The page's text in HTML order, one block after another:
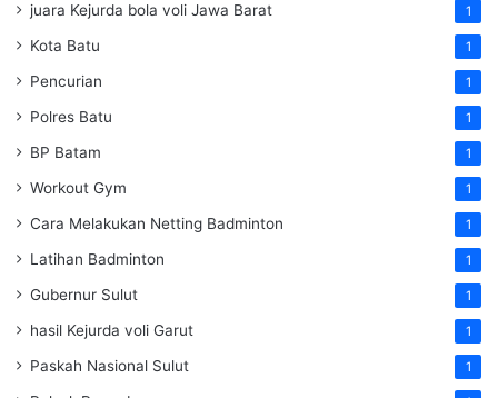
juara Kejurda bola voli Jawa Barat 1
Kota Batu 1
Pencurian 1
Polres Batu 1
BP Batam 1
Workout Gym 1
Cara Melakukan Netting Badminton 1
Latihan Badminton 1
Gubernur Sulut 1
hasil Kejurda voli Garut 1
Paskah Nasional Sulut 1